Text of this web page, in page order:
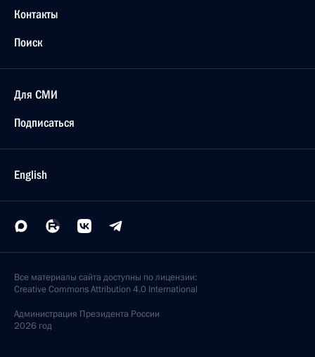
Контакты
Поиск
Для СМИ
Подписаться
English
Все материалы сайта доступны по лицензии:
Creative Commons Attribution 4.0 International
Администрация Президента России
2026 год